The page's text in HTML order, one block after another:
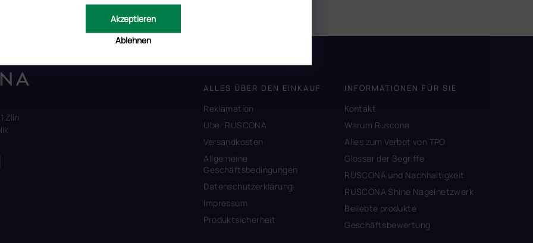
Ablehnen
Akzeptieren
Zlín
ALLES ÜBER DEN EINKAUF
Reklamation
Uber RUSCONA
Versandkosten
Allgemeine
Geschäftsbedingungen
Datenschutzerklärung
Impressum
Produktsicherheit
INFORMATIONEN FÜR SIE
Kontakt
Warum Ruscona
Alles zum Verbot von TPO
Glossar der Begriffe
RUSCONA und Nachhaltigkeit
RUSCONA Shine Nagelnetzwerk
Beliebte produkte
Geschäftsbewertung